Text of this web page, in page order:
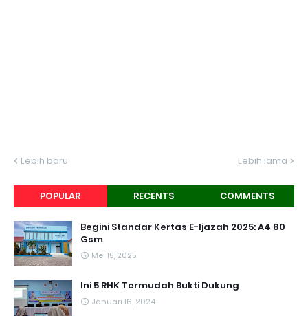
Lebih baru Lebih lama
POPULAR RECENTS COMMENTS
Begini Standar Kertas E-Ijazah 2025: A4 80
Gsm
Mei 15, 2025
Ini 5 RHK Termudah Bukti Dukung
Januari 16, 2024